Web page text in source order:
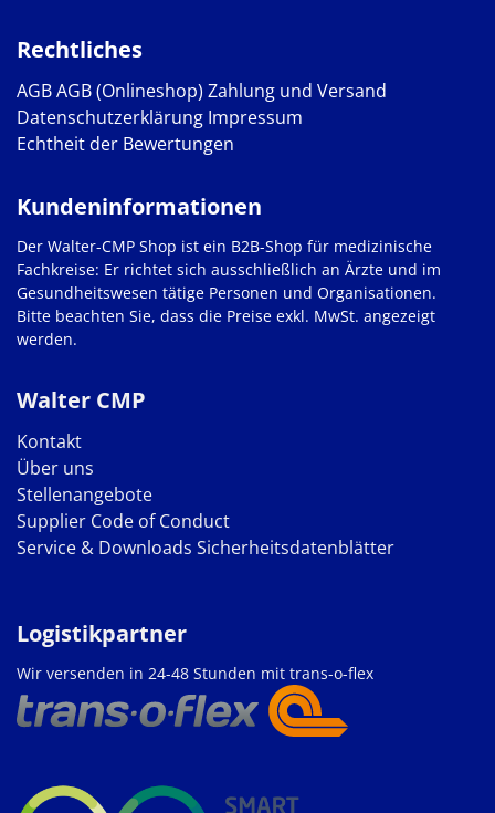
Rechtliches
AGBAGB (Onlineshop) Zahlung und Versand
Datenschutzerklärung Impressum
Echtheit der Bewertungen
Walter CMP
Kontakt
Über uns
Stellenangebote
Supplier Code of Conduct
Service & Downloads Sicherheitsdatenblätter
Kundeninformationen
Der Walter-CMP Shop ist ein B2B-Shop für medizinische
Fachkreise: Er richtet sich ausschließlich an Ärzte und im
Gesundheitswesen tätige Personen und Organisationen.
Bitte beachten Sie, dass die Preise exkl. MwSt. angezeigt
werden.
Logistikpartner
Wir versenden in 24-48 Stunden mit trans-o-flex